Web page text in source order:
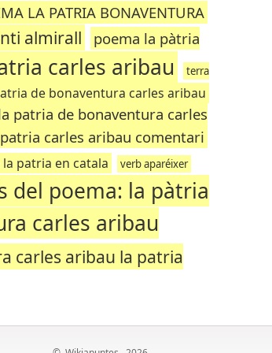
LA PATRIA BONAVENTURA
almirall
poema la pàtria
carles aribau
terra
de bonaventura carles aribau
patria de bonaventura carles
carles aribau comentari
patria en catala verb aparéixer
del poema: la pàtria
carles aribau
carles aribau la patria